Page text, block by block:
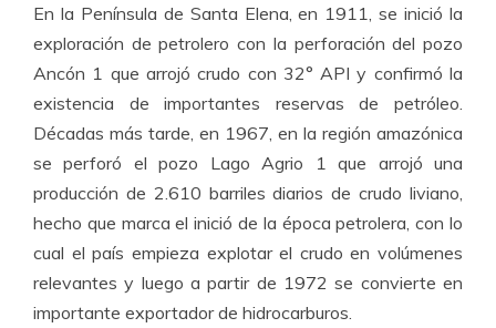
En la Península de Santa Elena, en 1911, se inició la
exploración de petrolero con la perforación del pozo
Ancón 1 que arrojó crudo con 32° API y confirmó la
existencia de importantes reservas de petróleo.
Décadas más tarde, en 1967, en la región amazónica
se perforó el pozo Lago Agrio 1 que arrojó una
producción de 2.610 barriles diarios de crudo liviano,
hecho que marca el inició de la época petrolera, con lo
cual el país empieza explotar el crudo en volúmenes
relevantes y luego a partir de 1972 se convierte en
importante exportador de hidrocarburos.